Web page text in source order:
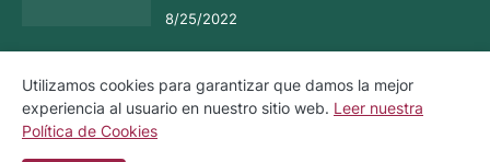
8/25/2022
Aviso Legal Aviso de Privacidad
Política de Cookies
Utilizamos cookies para garantizar que damos la mejor
experiencia al usuario en nuestro sitio web. Leer nuestra
Política de Cookies